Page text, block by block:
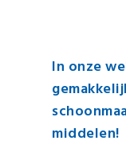
In onze
middelen!